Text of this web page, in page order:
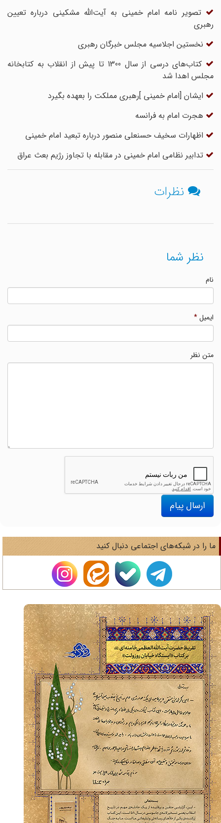
تصویر نامه امام خمینی به آیت‌الله مشکینی درباره تعیین
رهبری
نخستین اجلاسیه مجلس خبرگان رهبری
کتاب‌های‌ درسی از سال 1300 تا پیش از انقلاب به کتابخانه
مجلس اهدا شد
ایشان [امام خمینی ]رهبری مملکت را بعهده بگیرد
هجرت امام به فرانسه
اظهارات سخیف حسنعلی منصور درباره تبعید امام خمینی
تدابیر نظامی امام خمینی در مقابله با تجاوز رژیم بعث عراق
نظرات
نظر شما
ایمیل*
متن نظر
ارسال پیام
را در شبکه‌های اجتماعی دنبال کنید